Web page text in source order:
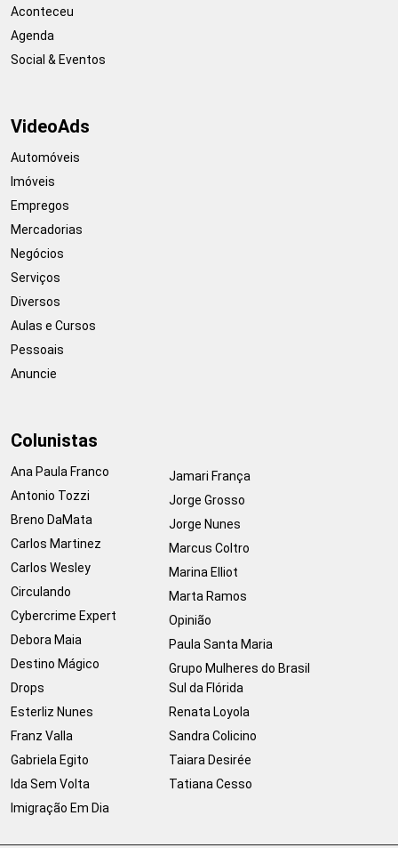
Aconteceu
Agenda
Social & Eventos
VideoAds
Automóveis
Imóveis
Empregos
Mercadorias
Negócios
Serviços
Diversos
Aulas e Cursos
Pessoais
Anuncie
Colunistas
Ana Paula Franco
Antonio Tozzi
Breno DaMata
Carlos Martinez
Carlos Wesley
Circulando
Cybercrime Expert
Debora Maia
Destino Mágico
Drops
Esterliz Nunes
Franz Valla
Gabriela Egito
Ida Sem Volta
Imigração Em Dia
Jamari França
Jorge Grosso
Jorge Nunes
Marcus Coltro
Marina Elliot
Marta Ramos
Opinião
Paula Santa Maria
Grupo Mulheres do Brasil
Sul da Flórida
Renata Loyola
Sandra Colicino
Taiara Desirée
Tatiana Cesso